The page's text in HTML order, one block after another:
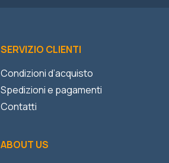
SERVIZIO CLIENTI
Condizioni d’acquisto
Spedizioni e pagamenti
Contatti
ABOUT US